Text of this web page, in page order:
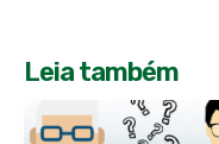
Leia também